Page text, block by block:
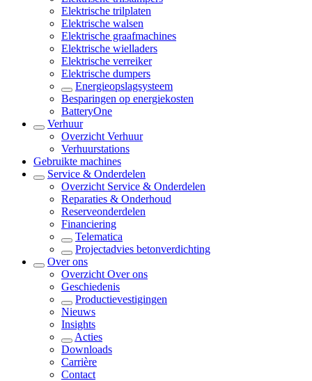
Elektrische trilplaten
Elektrische walsen
Elektrische graafmachines
Elektrische wielladers
Elektrische verreiker
Elektrische dumpers
Energieopslagsysteem
Besparingen op energiekosten
BatteryOne
Verhuur
Overzicht Verhuur
Verhuurstations
Gebruikte machines
Service & Onderdelen
Overzicht Service & Onderdelen
Reparaties & Onderhoud
Reserveonderdelen
Financiering
Telematica
Projectadvies betonverdichting
Over ons
Overzicht Over ons
Geschiedenis
Productievestigingen
Nieuws
Insights
Acties
Downloads
Carrière
Contact